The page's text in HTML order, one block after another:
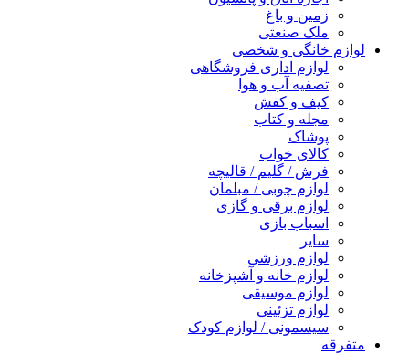
زمین و باغ
ملک صنعتی
لوازم خانگی و شخصی
لوازم اداری فروشگاهی
تصفیه آب و هوا
کیف و کفش
مجله و کتاب
پوشاک
کالای خواب
فرش / گلیم / قالیچه
لوازم چوبی / مبلمان
لوازم برقی و گازی
اسباب بازی
سایر
لوازم ورزشی
لوازم خانه و آشپزخانه
لوازم موسیقی
لوازم تزئینی
سیسمونی / لوازم کودک
متفرقه